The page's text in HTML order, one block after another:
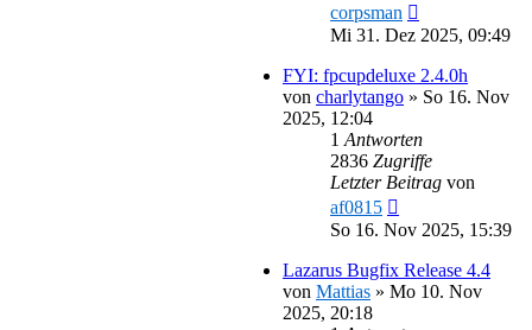
corpsman
Mi 31. Dez 2025, 09:49
FYI: fpcupdeluxe 2.4.0h
von charlytango » So 16. Nov
2025, 12:04
1 Antworten
2836 Zugriffe
Letzter Beitrag von
af0815
So 16. Nov 2025, 15:39
Lazarus Bugfix Release 4.4
von Mattias » Mo 10. Nov
2025, 20:18